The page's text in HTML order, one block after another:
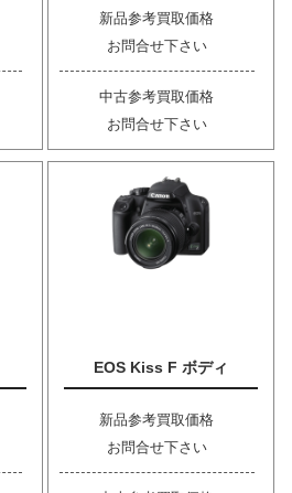
新品参考買取価格
お問合せ下さい
中古参考買取価格
お問合せ下さい
EOS Kiss F ボディ
新品参考買取価格
お問合せ下さい